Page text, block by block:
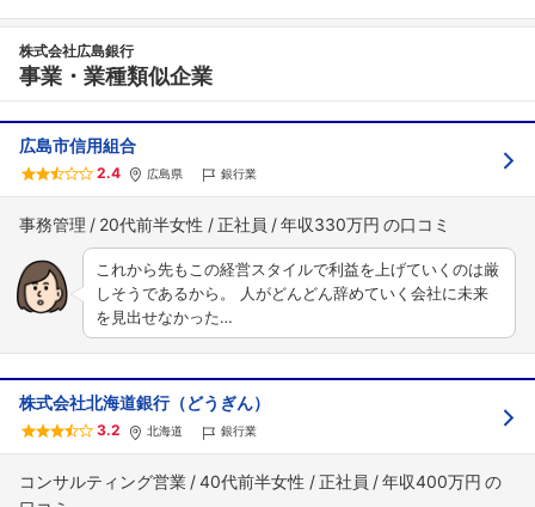
株式会社広島銀行
事業・業種類似企業
広島市信用組合
2.4 広島県 銀行業
事務管理 20代前半女性 正社員 年収330万円
これから先もこの経営スタイルで利益を上げていくのは厳
しそうであるから。 人がどんどん辞めていく会社に未来
を見出せなかった…
株式会社北海道銀行（どうぎん）
3.2 北海道 銀行業
コンサルティング営業 40代前半女性 正社員 年収400万円